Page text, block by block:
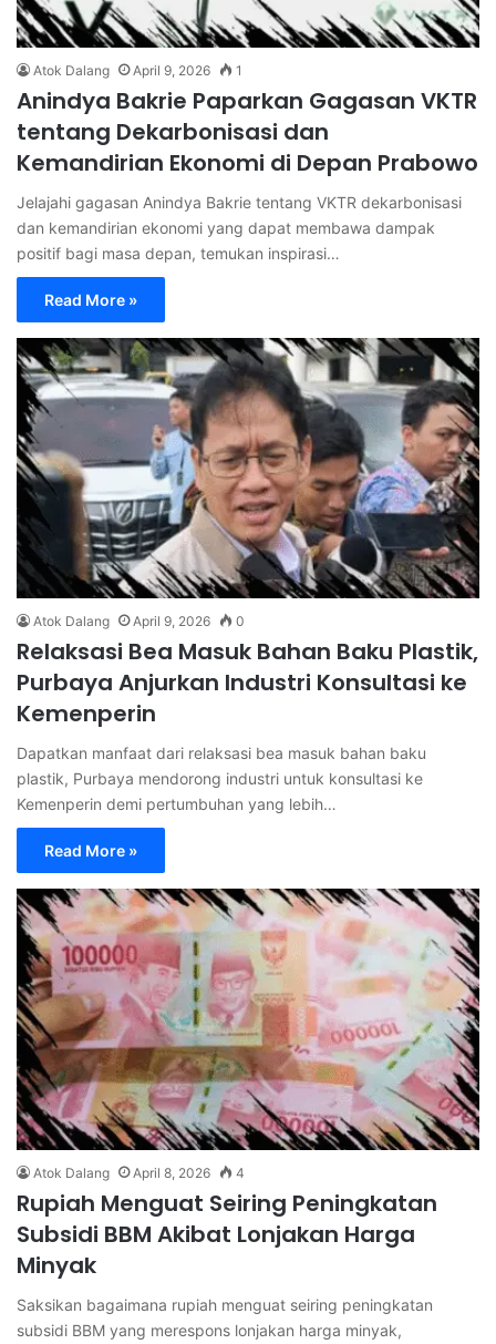
Atok Dalang April 9, 2026 1
Anindya Bakrie Paparkan Gagasan VKTR
tentang Dekarbonisasi dan
Kemandirian Ekonomi di Depan Prabowo
Jelajahi gagasan Anindya Bakrie tentang VKTR dekarbonisasi
dan kemandirian ekonomi yang dapat membawa dampak
positif bagi masa depan, temukan inspirasi…
Read More »
Atok Dalang April 9, 2026 0
Relaksasi Bea Masuk Bahan Baku Plastik,
Purbaya Anjurkan Industri Konsultasi ke
Kemenperin
Dapatkan manfaat dari relaksasi bea masuk bahan baku
plastik, Purbaya mendorong industri untuk konsultasi ke
Kemenperin demi pertumbuhan yang lebih…
Read More »
Atok Dalang April 8, 2026 4
Rupiah Menguat Seiring Peningkatan
Subsidi BBM Akibat Lonjakan Harga
Minyak
Saksikan bagaimana rupiah menguat seiring peningkatan
subsidi BBM yang merespons lonjakan harga minyak,